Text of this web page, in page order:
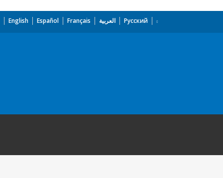
English Español Français العربية Русский